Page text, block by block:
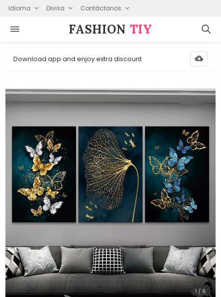
Idioma Divisa Contáctanos
FASHION⁠ TIY
Download app and enjoy extra discount
1 / 6